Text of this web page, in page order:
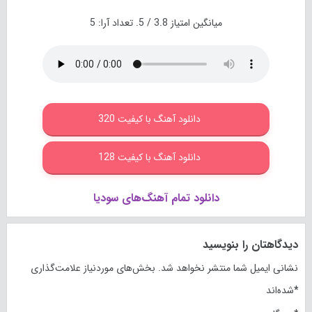
میانگین امتیاز 3.8 / 5. تعداد آرا: 5
دانلود آهنگ با کیفیت 320
دانلود آهنگ با کیفیت 128
دانلود تمام آهنگ‌های سودیا
دیدگاهتان را بنویسید
نشانی ایمیل شما منتشر نخواهد شد. بخش‌های موردنیاز علامت‌گذاری
شده‌اند*